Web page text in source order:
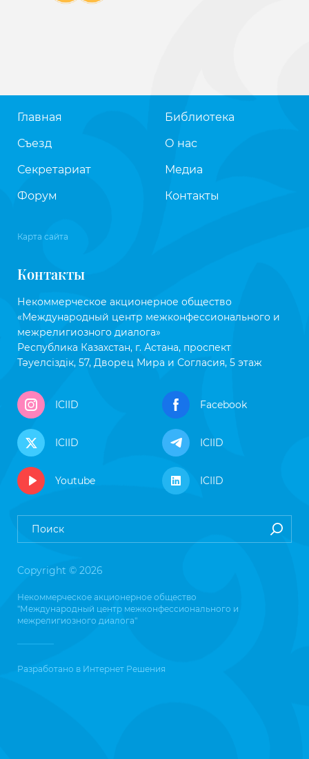
Главная
Съезд
Секретариат
Форум
Библиотека
О нас
Медиа
Контакты
Карта сайта
Контакты
Некоммерческое акционерное общество
«Международный центр межконфессионального и
межрелигиозного диалога»
Республика Казахстан, г. Астана, проспект
Тәуелсіздік, 57, Дворец Мира и Согласия, 5 этаж
ICIID Facebook
ICIID ICIID
Youtube ICIID
Copyright © 2026
Некоммерческое акционерное общество
"Международный центр межконфессионального и
межрелигиозного диалога"
Разработано в Интернет Решения